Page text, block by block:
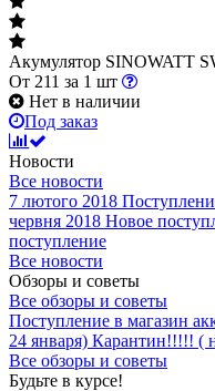
Акумулятор SINOWATT
От 211 за 1 шт
Нет в наличии
Под заказ
Новости
Все новости
7 лютого 2018
червня 2018 Новое
поступление
Все новости
Обзоры и советы
Все обзоры и советы
Поступление в магазин
24 января) Карантин!!!!! (
Все обзоры и советы
Будьте в курсе!